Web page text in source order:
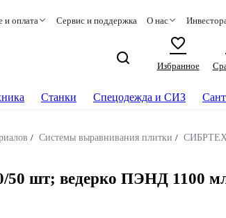
и оплата Сервис и поддержка О нас
Избранное
Станки Спецодежда и СИЗ
/ Системы выравнивания плитки /
50 шт; ведерко ПЭНД 1100